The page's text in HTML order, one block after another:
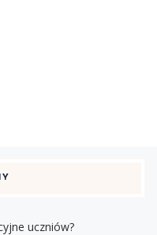
uczniów?